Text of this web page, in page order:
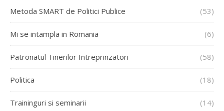
Metoda SMART de Politici Publice (53)
Mi se intampla in Romania (6)
Patronatul Tinerilor Intreprinzatori (58)
Politica (18)
Traininguri si seminarii (14)